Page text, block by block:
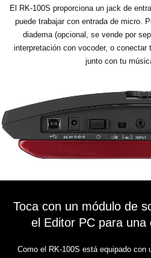
El RK-100S proporciona un jack de
puede trabajar con entrada de micro.
diadema (opcional, se vende por
interpretación con vocoder, o conectar
junto con tu
Toca con un módulo de
el Editor PC para una
Como el RK-100S está equipado con